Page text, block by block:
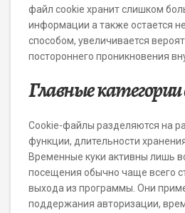
файл cookie хранит слишком
информации а также остается
способом, увеличивается
постороннего проникновения
Главные
Cookie-файлы разделяются на
функции, длительности
Временные куки активны лишь
посещения обычно чаще всего
выхода из программы. Они
поддержания авторизации,